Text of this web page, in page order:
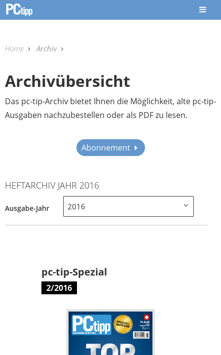
Home Archiv
Archivübersicht
Das pc-tip-Archiv bietet Ihnen die Möglichkeit, alte pc-tip-
Ausgaben nachzubestellen oder als PDF zu lesen.
Abonnement
HEFTARCHIV JAHR 2016
Ausgabe-Jahr 2016
pc-tip-Spezial
2/2016